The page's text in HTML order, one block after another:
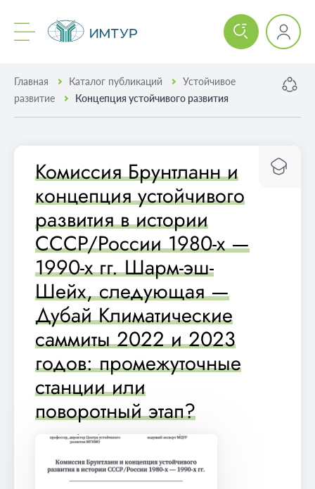
Главная Каталог публикаций
Устойчивое
развитие
Концепция устойчивого развития
Комиссия Брунтланн и
концепция устойчивого
развития в истории
СССР/России 1980-х —
1990-х гг. Шарм-эш-
Шейх, следующая —
Дубай Климатические
саммиты 2022 и 2023
годов: промежуточные
станции или
поворотный этап?